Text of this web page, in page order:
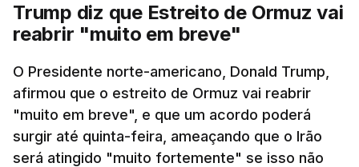
Trump diz que Estreito de Ormuz vai
reabrir "muito em breve"
O Presidente norte-americano, Donald Trump,
afirmou que o estreito de Ormuz vai reabrir
"muito em breve", e que um acordo poderá
surgir até quinta-feira, ameaçando que o Irão
será atingido "muito fortemente" se isso não